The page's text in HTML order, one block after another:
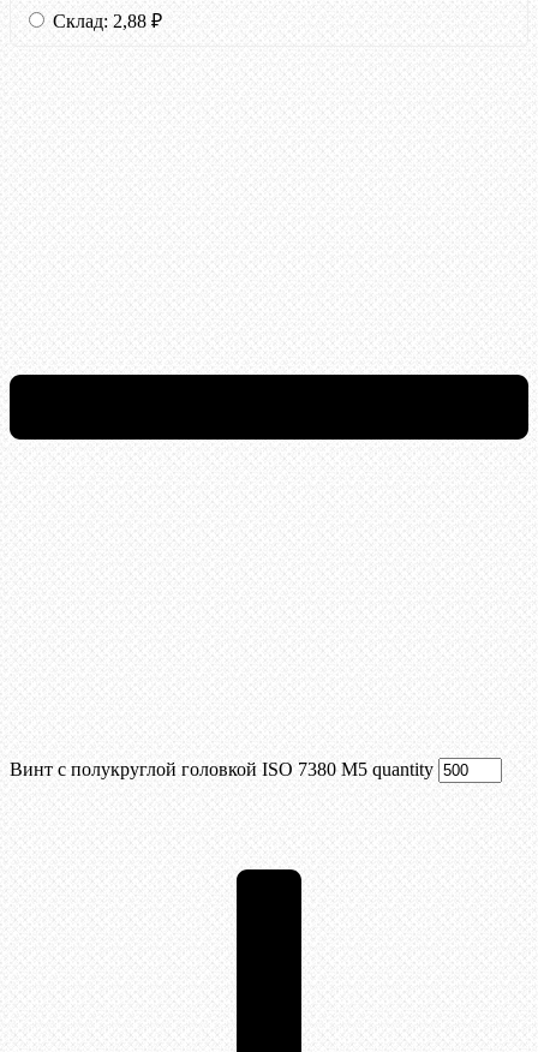
Склад: 2,88 ₽
Винт с полукруглой головкой ISO 7380 М5 quantity